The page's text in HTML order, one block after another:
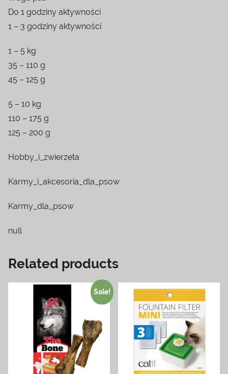
Do 1 godziny aktywności
1 – 3 godziny aktywności
1 – 5 kg
35 – 110 g
45 – 125 g
5 – 10 kg
110 – 175 g
125 – 200 g
Hobby_i_zwierzeta
Karmy_i_akcesoria_dla_psow
Karmy_dla_psow
null
Related products
Sale!